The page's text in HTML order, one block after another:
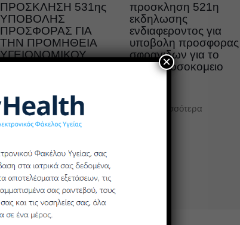
ΠΡΟΣΚΛΗΣΗ 531ης
ΥΠΟΒΟΛΗΣ
ΠΡΟΣΦΟΡΑΣ ΓΙΑ
ΤΗΝ ΠΡΟΜΗΘΕΙΑ
ΥΓΕΙΟΝΟΜΙΚΟΥ
Περισσότερα
προσκληση 521η
εκδηλωσης
ενδιαφεροντος για
υποβολη προσφορας
σφραγιδων για το
γενικο νοσοκομειο
βεροιας
Περισσότερα
×